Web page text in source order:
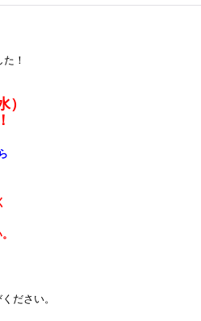
！
ださい。